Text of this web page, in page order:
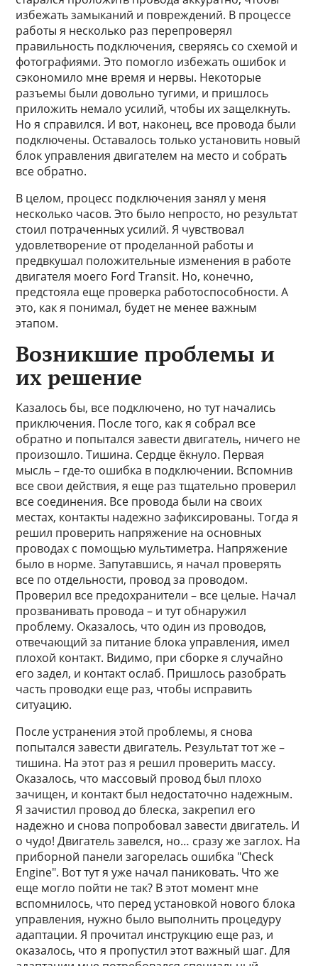
избежать замыканий и повреждений. В процессе
работы я несколько раз перепроверял
правильность подключения, сверяясь со схемой и
фотографиями. Это помогло избежать ошибок и
сэкономило мне время и нервы. Некоторые
разъемы были довольно тугими, и пришлось
приложить немало усилий, чтобы их защелкнуть.
Но я справился. И вот, наконец, все провода были
подключены. Оставалось только установить новый
блок управления двигателем на место и собрать
все обратно.
В целом, процесс подключения занял у меня
несколько часов. Это было непросто, но результат
стоил потраченных усилий. Я чувствовал
удовлетворение от проделанной работы и
предвкушал положительные изменения в работе
двигателя моего Ford Transit. Но, конечно,
предстояла еще проверка работоспособности. А
это, как я понимал, будет не менее важным
этапом.
Возникшие проблемы и
их решение
Казалось бы, все подключено, но тут начались
приключения. После того, как я собрал все
обратно и попытался завести двигатель, ничего не
произошло. Тишина. Сердце ёкнуло. Первая
мысль – где-то ошибка в подключении. Вспомнив
все свои действия, я еще раз тщательно проверил
все соединения. Все провода были на своих
местах, контакты надежно зафиксированы. Тогда я
решил проверить напряжение на основных
проводах с помощью мультиметра. Напряжение
было в норме. Запутавшись, я начал проверять
все по отдельности, провод за проводом.
Проверил все предохранители – все целые. Начал
прозванивать провода – и тут обнаружил
проблему. Оказалось, что один из проводов,
отвечающий за питание блока управления, имел
плохой контакт. Видимо, при сборке я случайно
его задел, и контакт ослаб. Пришлось разобрать
часть проводки еще раз, чтобы исправить
ситуацию.
После устранения этой проблемы, я снова
попытался завести двигатель. Результат тот же –
тишина. На этот раз я решил проверить массу.
Оказалось, что массовый провод был плохо
зачищен, и контакт был недостаточно надежным.
Я зачистил провод до блеска, закрепил его
надежно и снова попробовал завести двигатель. И
о чудо! Двигатель завелся, но… сразу же заглох. На
приборной панели загорелась ошибка "Check
Engine". Вот тут я уже начал паниковать. Что же
еще могло пойти не так? В этот момент мне
вспомнилось, что перед установкой нового блока
управления, нужно было выполнить процедуру
адаптации. Я прочитал инструкцию еще раз, и
оказалось, что я пропустил этот важный шаг. Для